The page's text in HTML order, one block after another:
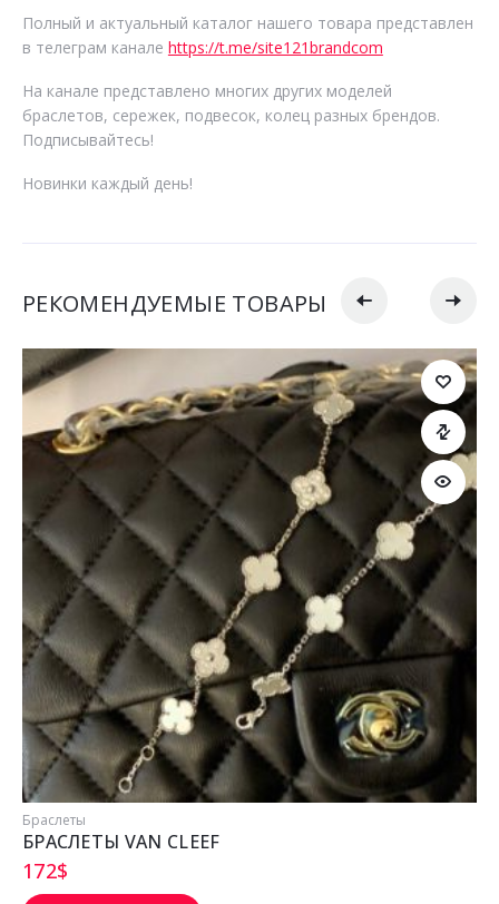
Полный и актуальный каталог нашего товара представлен
в телеграм канале https://t.me/site121brandcom
На канале представлено многих других моделей
браслетов, сережек, подвесок, колец разных брендов.
Подписывайтесь!
Новинки каждый день!
РЕКОМЕНДУЕМЫЕ ТОВАРЫ
Браслеты
БРАСЛЕТЫ VAN CLEEF
172$